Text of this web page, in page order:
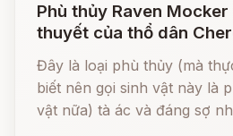
Phù thủy Raven
thuyết của thổ dân
Đây là loại phù thủy (mà
biết nên gọi sinh vật này là
vật nữa) tà ác và đáng sợ